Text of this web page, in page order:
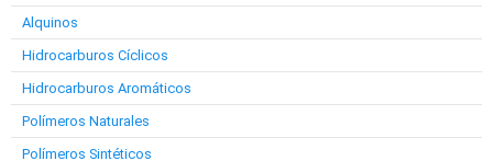
Alquinos
Hidrocarburos Cíclicos
Hidrocarburos Aromáticos
Polímeros Naturales
Polímeros Sintéticos